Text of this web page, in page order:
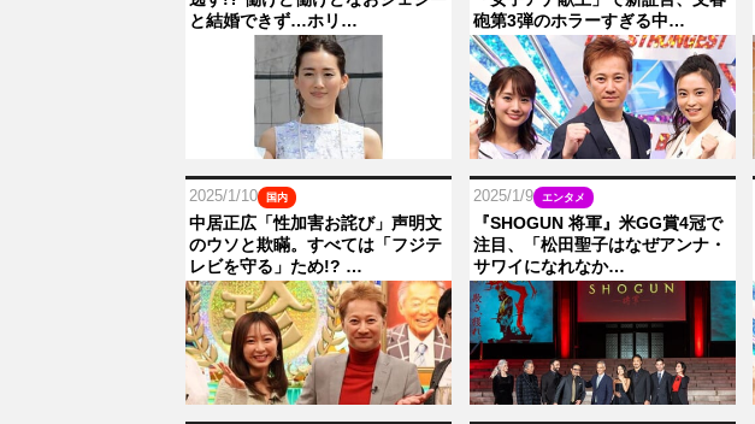
と結婚できず…ホリ…
砲第3弾のホラーすぎる中…
2025/1/10 国内
中居正広「性加害お詫び」声明文
のウソと欺瞞。すべては「フジテ
レビを守る」ため!? …
2025/1/9 エンタメ
『SHOGUN 将軍』米GG賞4冠で
注目、「松田聖子はなぜアンナ・
サワイになれなか…